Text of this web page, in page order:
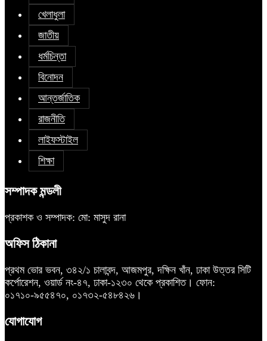
খেলাধুলা
জাতীয়
ধর্মচিন্তা
বিনোদন
আন্তর্জাতিক
রাজনীতি
লাইফস্টাইল
শিক্ষা
সম্পাদক মন্ডলী
প্রকাশক ও সম্পাদক: মো: মাসুদ রানা
অফিস ঠিকানা
প্রথম ভোর ভবন, ৩৪২/১ চালাবন্দ, আজমপুর, দক্ষিন খাঁন, ঢাকা উত্তর সিটি
কর্পোরেশন, ওয়ার্ড নং-৪৭, ঢাকা-১২৩০ থেকে প্রকাশিত। ফোন:
০১৭১০-৯৫৫৪৭০, ০১৭৩২-৫৪৮৪২৬।
যোগাযোগ